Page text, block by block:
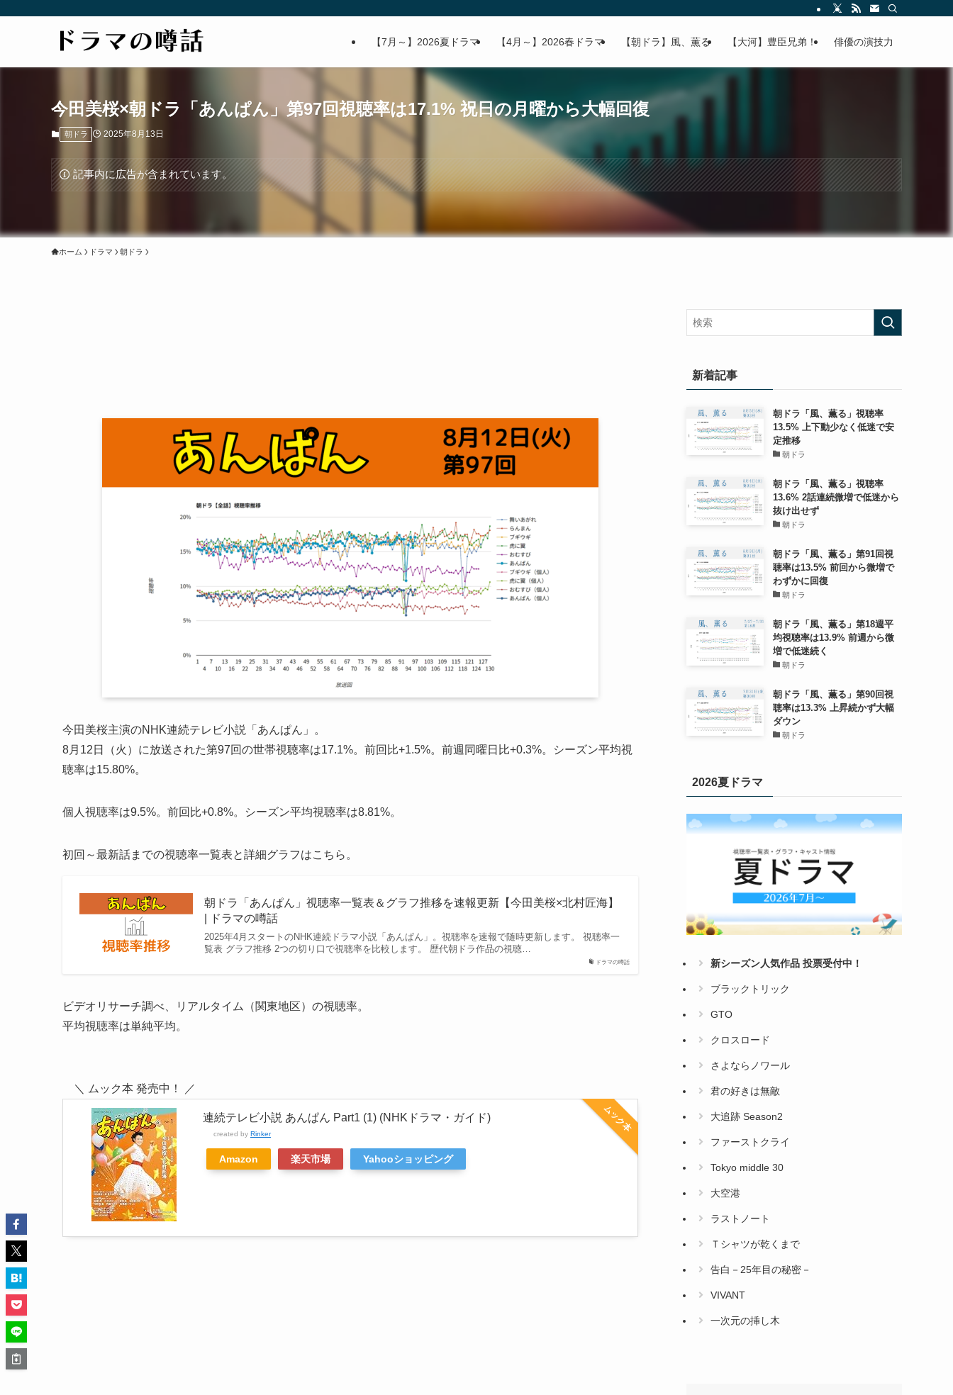
【7月～】2026夏ドラマ 【4月～】2026春ドラマ 【朝ドラ】風、薫る 【大河】豊臣兄弟！ 俳優の演技力
今田美桜×朝ドラ「あんぱん」第97回視聴率は17.1% 祝日の月曜から大幅回復
朝ドラ 2025年8月13日
記事内に広告が含まれています。
ホーム ドラマ 朝ドラ
今田美桜主演のNHK連続テレビ小説「あんぱん」。
8月12日（火）に放送された第97回の世帯視聴率は17.1%。前回比+1.5%。前週同曜日比+0.3%。シーズン平均視
聴率は15.80%。
個人視聴率は9.5%。前回比+0.8%。シーズン平均視聴率は8.81%。
初回～最新話までの視聴率一覧表と詳細グラフはこちら。
ドラマの噂話
朝ドラ「あんぱん」視聴率一覧表＆グラフ推移を速報更新【今田美桜×北村匠海】
| ドラマの噂話
2025年4月スタートのNHK連続ドラマ小説「あんぱん」。視聴率を速報で随時更新します。 視聴率一
覧表 グラフ推移 2つの切り口で視聴率を比較します。 歴代朝ドラ作品の視聴…
ビデオリサーチ調べ、リアルタイム（関東地区）の視聴率。
平均視聴率は単純平均。
＼ ムック本 発売中！ ／
連続テレビ小説 あんぱん Part1 (1) (NHKドラマ・ガイド)
created by Rinker
Amazon 楽天市場 Yahooショッピング
ムック本
新着記事
朝ドラ「風、薫る」視聴率
13.5% 上下動少なく低迷で安
定推移
朝ドラ
朝ドラ「風、薫る」視聴率
13.6% 2話連続微増で低迷から
抜け出せず
朝ドラ
朝ドラ「風、薫る」第91回視
聴率は13.5% 前回から微増で
わずかに回復
朝ドラ
朝ドラ「風、薫る」第18週平
均視聴率は13.9% 前週から微
増で低迷続く
朝ドラ
朝ドラ「風、薫る」第90回視
聴率は13.3% 上昇続かず大幅
ダウン
朝ドラ
2026夏ドラマ
新シーズン人気作品 投票受付中！
ブラックトリック
GTO
クロスロード
さよならノワール
君の好きは無敵
大追跡 Season2
ファーストクライ
Tokyo middle 30
大空港
ラストノート
Ｔシャツが乾くまで
告白－25年目の秘密－
VIVANT
一次元の挿し木